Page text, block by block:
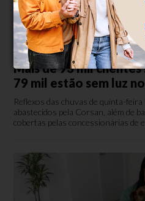
Abastecimento Há 15 horas
Mais de 93 mil clientes
79 mil estão sem luz no
Reflexos das chuvas de quinta-
abastecidos pela Corsan, além de
cobertas pelas concessionárias de